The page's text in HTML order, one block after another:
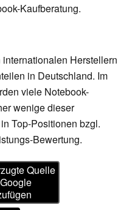
Kaufberatung.
Herstellern
in Deutschland. Im
viele Notebook-
wenige dieser
Top-Positionen bzgl.
Bewertung.
Quelle